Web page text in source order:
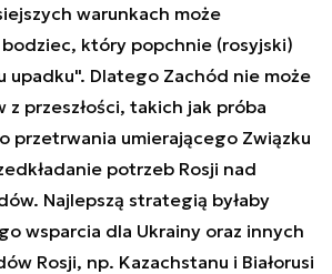
warunkach może
który popchnie (rosyjski)
upadku". Dlatego Zachód nie może
z przeszłości, takich jak próba
przetrwania umierającego Związku
potrzeb Rosji nad
Najlepszą strategią byłaby
wsparcia dla Ukrainy oraz innych
Rosji, np. Kazachstanu i Białorusi